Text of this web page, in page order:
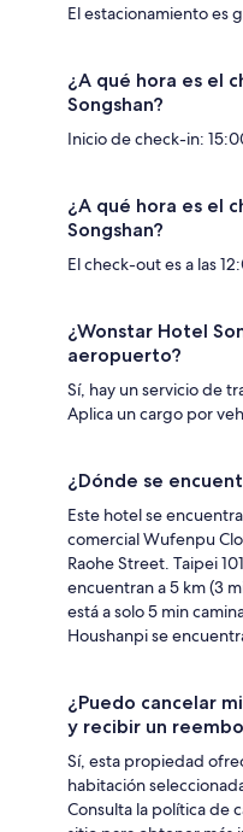
El estacionamiento es
¿A qué hora es el
Songshan?
Inicio de check-in:
¿A qué hora es el
Songshan?
El check-out es a las
¿Wonstar Hotel
aeropuerto?
Sí, hay un servicio de
Aplica un cargo por
¿Dónde se
Este hotel se
comercial Wufenpu
Raohe Street. Taipei
encuentran a 5 km (3
está a solo 5 min
Houshanpi se
¿Puedo cancelar
y recibir un
Sí, esta propiedad
habitación
Consulta la política de